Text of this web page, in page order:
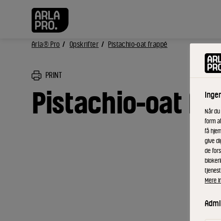
Arla® Pro Opskrifter Pistachio-oat frappé
PRINT
Pistachio-oat
Når
form
få
give
de
Mere